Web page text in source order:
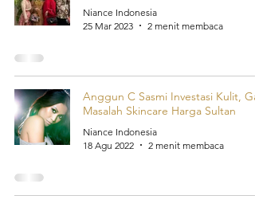
Niance Indonesia
25 Mar 2023
2 menit membaca
Anggun C Sasmi Investasi Kulit,
Masalah Skincare Harga Sultan
Niance Indonesia
18 Agu 2022
2 menit membaca